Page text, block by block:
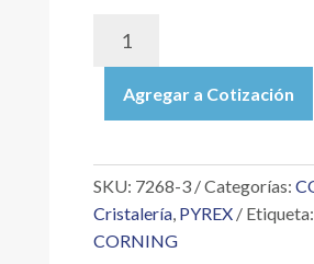
PERLAS
DE
DE
MM,
1
Agregar a Cotización
SKU: 7268-3 Categorías:
Cristalería, PYREX
Etiqueta:
CORNING